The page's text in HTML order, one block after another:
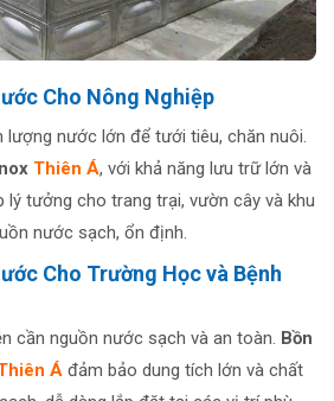
Cho Nông Nghiệp
lượng nước lớn để tưới tiêu, chăn nuôi.
x Thiên Á, với khả năng lưu trữ lớn và
lý tưởng cho trang trại, vườn cây và khu
nước sạch, ổn định.
Cho Trường Học và Bệnh
cần nguồn nước sạch và an toàn. Bồn
Á đảm bảo dung tích lớn và chất